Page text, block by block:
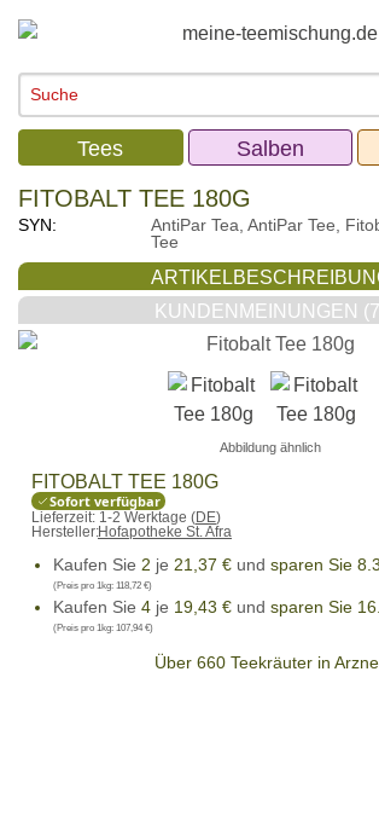
Tees Salben
FITOBALT TEE 180G
SYN:
AntiPar Tea, AntiPar Tee,
Tee
KUNDENMEINUNGEN
Abbildung ähnlich
FITOBALT TEE 180G
Sofort verfügbar
Lieferzeit: 1-2 Werktage (DE)
Hersteller:Hofapotheke St. Afra
Kaufen Sie 2 je 21,37 €und sparen Sie
(Preis pro 1kg: 118,72 €)
Kaufen Sie 4je 19,43 €und sparen Sie
(Preis pro 1kg: 107,94 €)
Über 660 Teekräuter in